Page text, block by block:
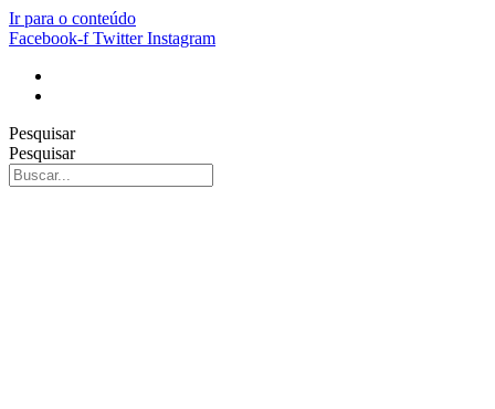
Ir para o conteúdo
Facebook-f Twitter Instagram
Pesquisar
Pesquisar